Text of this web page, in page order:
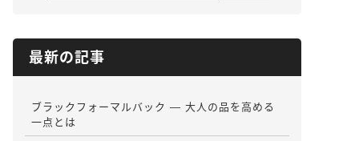
最新の記事
ブラックフォーマルバック ― 大人の品を高める
一点とは